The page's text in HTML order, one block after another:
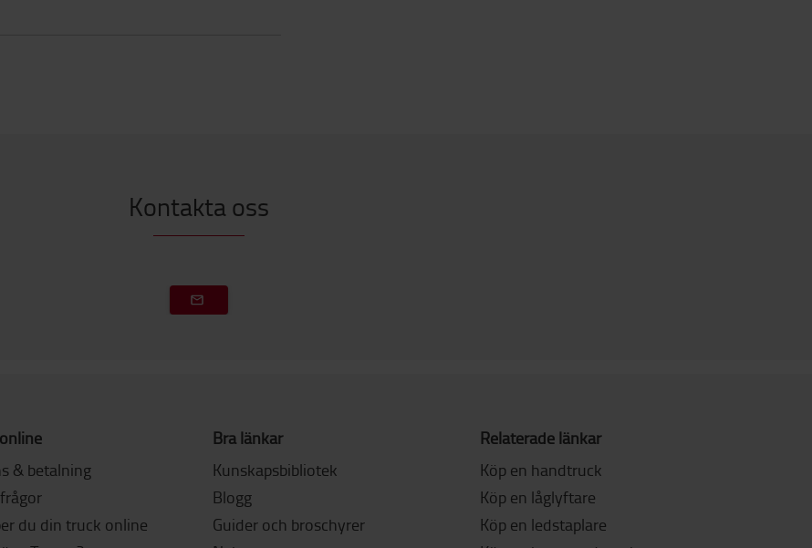
Kontakta oss
& betalning
du din truck online
Bra länkar
Kunskapsbibliotek
Blogg
Guider och broschyrer
Relaterade länkar
Köp en handtruck
Köp en låglyftare
Köp en ledstaplare